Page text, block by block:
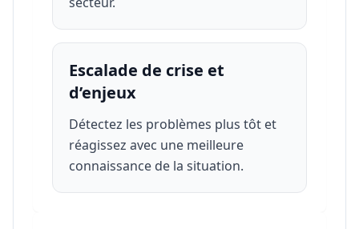
Escalade de crise et
d’enjeux
Détectez les problèmes plus tôt et
réagissez avec une meilleure
connaissance de la situation.